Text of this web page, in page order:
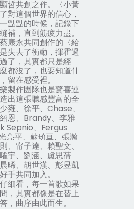
哲共創之作。
〈小黃
對這個世界的信心，
點點的時候，記錄下
補，直到筋疲力盡。
康永共同創作的 〈給
失去了衝動 ，揮霍過
了，其實都只是經
都沒了，也要知道什
留在感受裡。
製作團隊也是驚喜連
出這張聽感豐富的全
雍、徐平、Chase、
恩、Brandy、李雅
Sepnio、Fergus
亮平、蘇玠亘、張瀚
、甯子達、賴聖文、
宇、劉涵、盧思蒨
晞、胡世漢、彭昱凱
手共同加入。
細看，每一首歌如果
，其實都像是在替上
，曲序由此而生。